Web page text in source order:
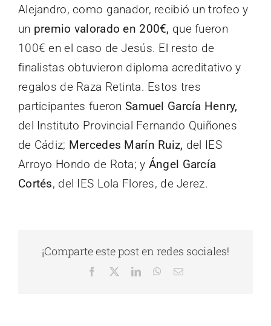
Alejandro, como ganador, recibió un trofeo y
un premio valorado en 200€, que fueron
100€ en el caso de Jesús. El resto de
finalistas obtuvieron diploma acreditativo y
regalos de Raza Retinta. Estos tres
participantes fueron Samuel García Henry,
del Instituto Provincial Fernando Quiñones
de Cádiz; Mercedes Marín Ruiz, del IES
Arroyo Hondo de Rota; y Ángel García
Cortés, del IES Lola Flores, de Jerez.
¡Comparte este post en redes sociales!
Facebook LinkedInWhatsApp
Correo